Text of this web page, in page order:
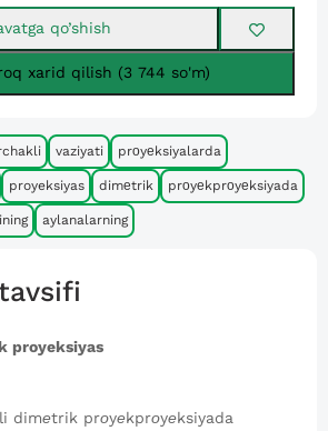
qo’shish
xarid qilish (3 744 so'm)
vaziyati prоyеksiyalarda
proyeksiyas dimеtrik prоyеkprоyеksiyada
aylanalarning
proyeksiyas
dimеtrik prоyеkprоyеksiyada